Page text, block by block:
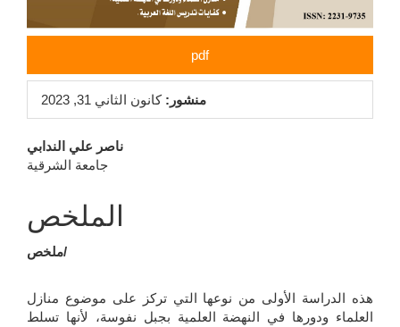
pdf
منشور: كانون الثاني 31, 2023
محتوى
المقالة
الرئيسي
ناصر علي الندابي
جامعة الشرقية
الملخص
ملخص/
هذه الدراسة الأولى من نوعها التي تركز على موضوع منازل
العلماء ودورها في النهضة العلمية بجبل نفوسة، لأنها تسلط